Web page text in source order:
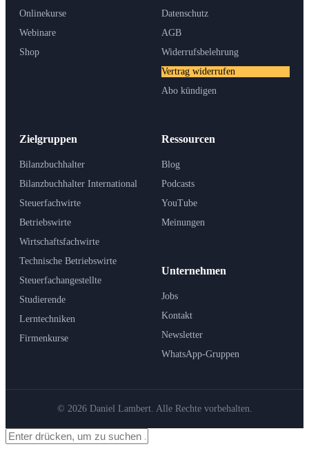
Onlinekurse
Webinare
Shop
Zielgruppen
Bilanzbuchhalter
Bilanzbuchhalter International
Steuerfachwirte
Betriebswirte
Wirtschaftsfachwirte
Technische Betriebswirte
Steuerfachangestellte
Studierende
Lerntechniken
Firmenkurse
Ressourcen
Blog
Podcasts
YouTube
Meinungen
Unternehmen
Jobs
Kontakt
Newsletter
WhatsApp-Gruppen
Datenschutz
AGB
Widerrufsbelehrung
Vertrag widerrufen
Abo kündigen
© 2026 Daniel Lambert. Alle Rechte vorbehalten.